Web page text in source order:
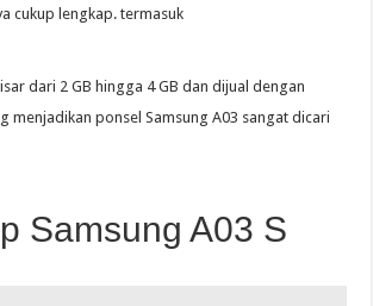
cukup lengkap. termasuk
dari 2 GB hingga 4 GB dan dijual dengan
menjadikan ponsel Samsung A03 sangat dicari
Samsung A03 S